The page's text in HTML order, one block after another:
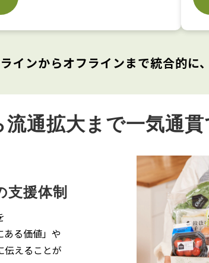
インからオフラインまで統合的に
流通拡大まで​一気通
支援体制
ある​価値」や
伝える​ことが